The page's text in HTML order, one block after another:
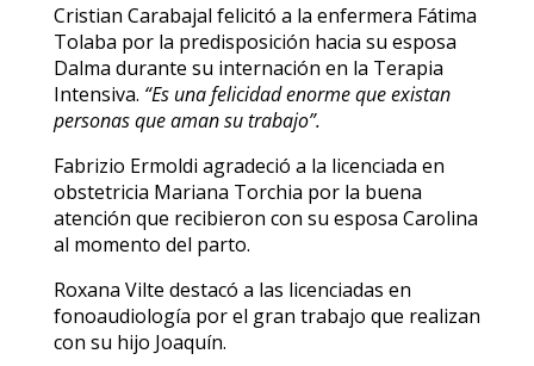
Cristian Carabajal felicitó a la enfermera Fátima
Tolaba por la predisposición hacia su esposa
Dalma durante su internación en la Terapia
Intensiva. “Es una felicidad enorme que existan
personas que aman su trabajo”.
Fabrizio Ermoldi agradeció a la licenciada en
obstetricia Mariana Torchia por la buena
atención que recibieron con su esposa Carolina
al momento del parto.
Roxana Vilte destacó a las licenciadas en
fonoaudiología por el gran trabajo que realizan
con su hijo Joaquín.